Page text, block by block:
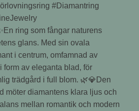
ring som fångar naturens
glans. Med sin ovala
i centrum, omfamnad av
form av eleganta blad, för
trädgård i full blom. 🌿💎Den
möter diamantens klara ljus och
mellan romantik och modern